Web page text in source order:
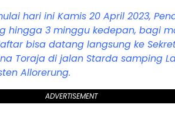
hari ini Kamis 20 April 2023,
hingga 3 minggu kedepan, bagi
bisa datang langsung ke
Toraja di jalan Starda samping
Allorerung.
ADVERTISEMENT